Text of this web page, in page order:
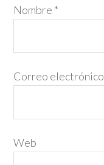
Nombre *
Correo electrónico
Web